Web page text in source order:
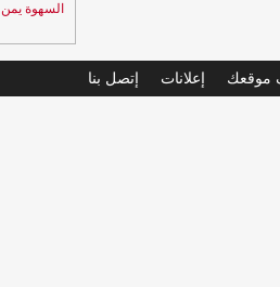
السهوة يمن
موقعك إعلانات إتصل بنا